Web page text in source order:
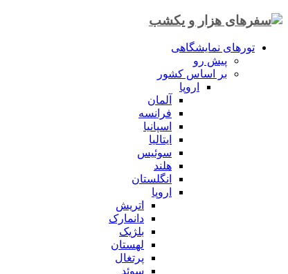
تورهای نمایشگاهی
پیش رو
بر اساس کشور
اروپا
آلمان
فرانسه
اسپانیا
ایتالیا
سوئیس
هلند
انگلستان
اروپا
اتریش
دانمارک
بلژیک
لهستان
پرتغال
سوئد